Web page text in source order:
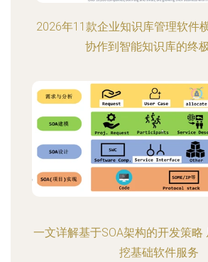
2026年11款企业知识库管理软件
协作到智能知识库的终
一文详解基于SOA架构的开发策略
挖基础软件服务